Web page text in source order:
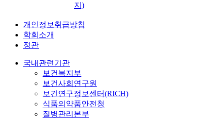
지)
개인정보취급방침
학회소개
정관
국내관련기관
보건복지부
보건사회연구원
보건연구정보센터(RICH)
식품의약품안전청
질병관리본부